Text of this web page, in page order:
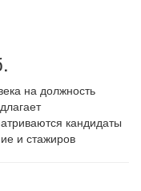
на должность
кандидаты
и стажиров